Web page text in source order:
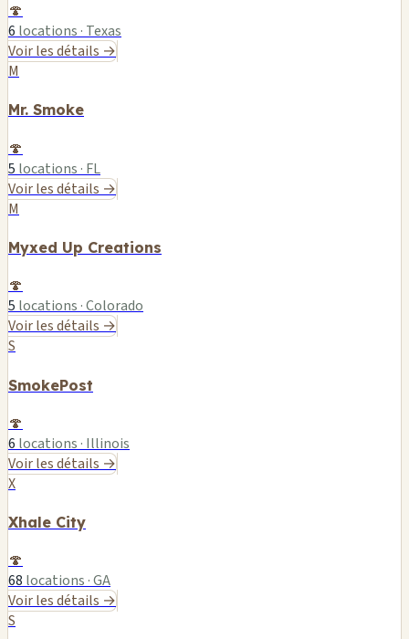
🍄
6 locations · Texas
Voir les détails →
M
Mr. Smoke
🍄
5 locations · FL
Voir les détails →
M
Myxed Up Creations
🍄
5 locations · Colorado
Voir les détails →
S
SmokePost
🍄
6 locations · Illinois
Voir les détails →
X
Xhale City
🍄
68 locations · GA
Voir les détails →
S